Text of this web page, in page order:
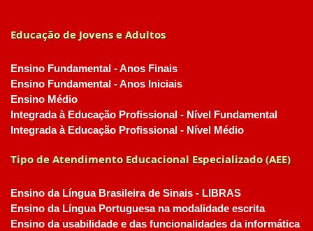
Educação de Jovens e Adultos
Ensino Fundamental - Anos Finais
Ensino Fundamental - Anos Iniciais
Ensino Médio
Integrada à Educação Profissional - Nível Fundamental
Integrada à Educação Profissional - Nível Médio
Tipo de Atendimento Educacional Especializado (AEE)
Ensino da Língua Brasileira de Sinais - LIBRAS
Ensino da Língua Portuguesa na modalidade escrita
Ensino da usabilidade e das funcionalidades da informática